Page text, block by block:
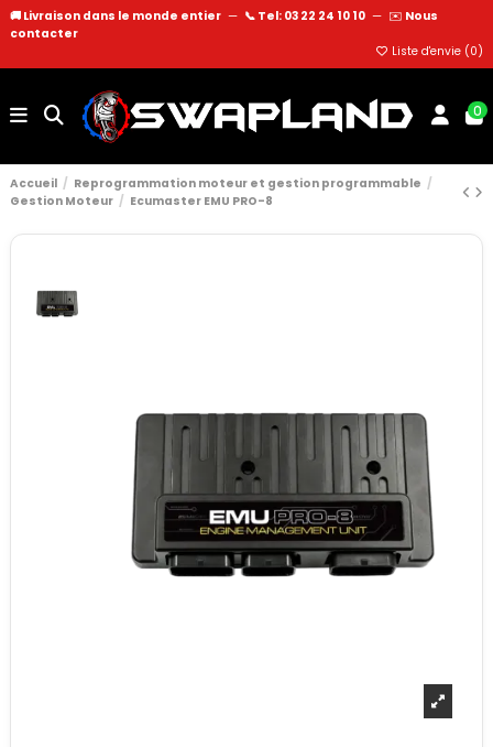
🚚 Livraison dans le monde entier — 📞 Tel: 03 22 24 10 10 — ✉️ Nous
contacter
Liste d'envie (0)
0
Accueil
Reprogrammation moteur et gestion programmable
Gestion Moteur
Ecumaster EMU PRO-8